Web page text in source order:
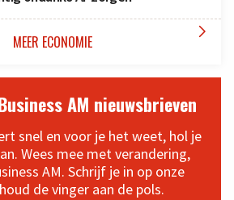
MEER ECONOMIE 
AM nieuwsbrieven
snel en voor je het weet, hol je
Wees mee met verandering,
AM. Schrijf je in op onze
de vinger aan de pols.